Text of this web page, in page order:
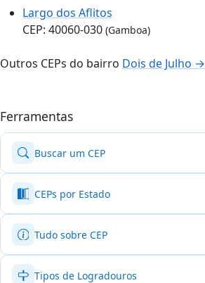
Largo dos Aflitos
CEP: 40060-030 (Gamboa)
Outros CEPs do bairro Dois de Julho →
Ferramentas
Buscar um CEP
CEPs por Estado
Tudo sobre CEP
Tipos de Logradouros